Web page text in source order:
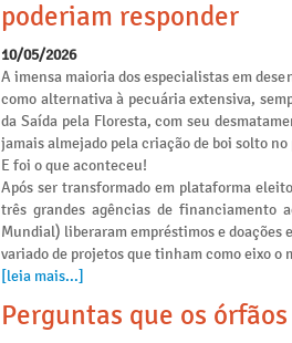
poderiam responder
10/05/2026
A imensa maioria dos especialistas em
como alternativa à pecuária extensiva,
da Saída pela Floresta, com seu
jamais almejado pela criação de boi solto no
E foi o que aconteceu!
Após ser transformado em plataforma
três grandes agências de financiamento
Mundial) liberaram empréstimos e
variado de projetos que tinham como eixo o
[leia mais...]
Perguntas que os